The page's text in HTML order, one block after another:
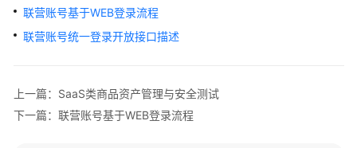
户
商
联营账号基于WEB登录流程
联营账号统一登录开放接口描述
上一篇：SaaS类商品资产管理与安全测试
下一篇：联营账号基于WEB登录流程